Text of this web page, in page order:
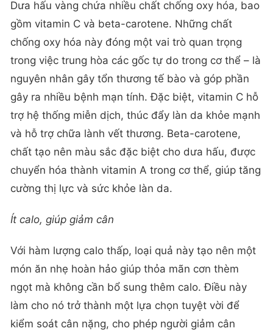
Dưa hấu vàng chứa nhiều chất chống oxy hóa, bao
gồm vitamin C và beta-carotene. Những chất
chống oxy hóa này đóng một vai trò quan trọng
trong việc trung hòa các gốc tự do trong cơ thể – là
nguyên nhân gây tổn thương tế bào và góp phần
gây ra nhiều bệnh mạn tính. Đặc biệt, vitamin C hỗ
trợ hệ thống miễn dịch, thúc đẩy làn da khỏe mạnh
và hỗ trợ chữa lành vết thương. Beta-carotene,
chất tạo nên màu sắc đặc biệt cho dưa hấu, được
chuyển hóa thành vitamin A trong cơ thể, giúp tăng
cường thị lực và sức khỏe làn da.
Ít calo, giúp giảm cân
Với hàm lượng calo thấp, loại quả này tạo nên một
món ăn nhẹ hoàn hảo giúp thỏa mãn cơn thèm
ngọt mà không cần bổ sung thêm calo. Điều này
làm cho nó trở thành một lựa chọn tuyệt vời để
kiểm soát cân nặng, cho phép người giảm cân